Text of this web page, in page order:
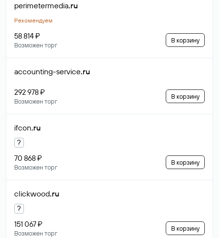
perimetermedia.ru
Рекомендуем
58 814 ₽
Возможен торг
В корзину
accounting-service.ru
292 978 ₽
Возможен торг
В корзину
ifcon.ru
?
70 868 ₽
Возможен торг
В корзину
clickwood.ru
?
151 067 ₽
Возможен торг
В корзину